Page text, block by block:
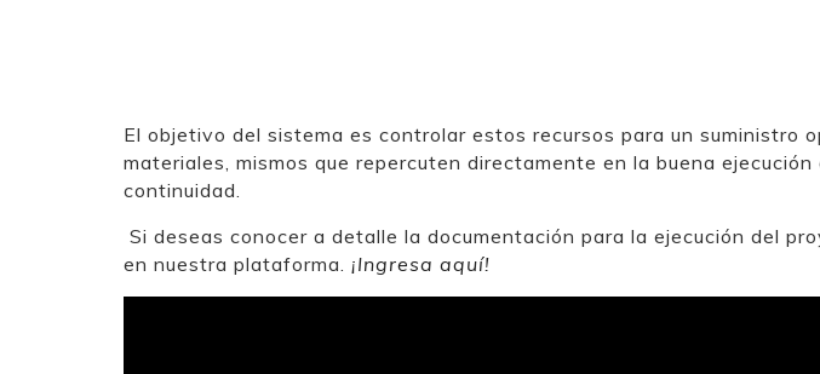
El objetivo del sistema es controlar estos recursos para un suministro
materiales, mismos que repercuten directamente en la buena ejecución
continuidad.
Si deseas conocer a detalle la documentación para la ejecución del
en nuestra plataforma. ¡Ingresa aquí!